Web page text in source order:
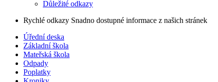
Důležité odkazy
Rychlé odkazy Snadno dostupné informace z našich stránek
Úřední deska
Základní škola
Mateřská škola
Odpady
Poplatky